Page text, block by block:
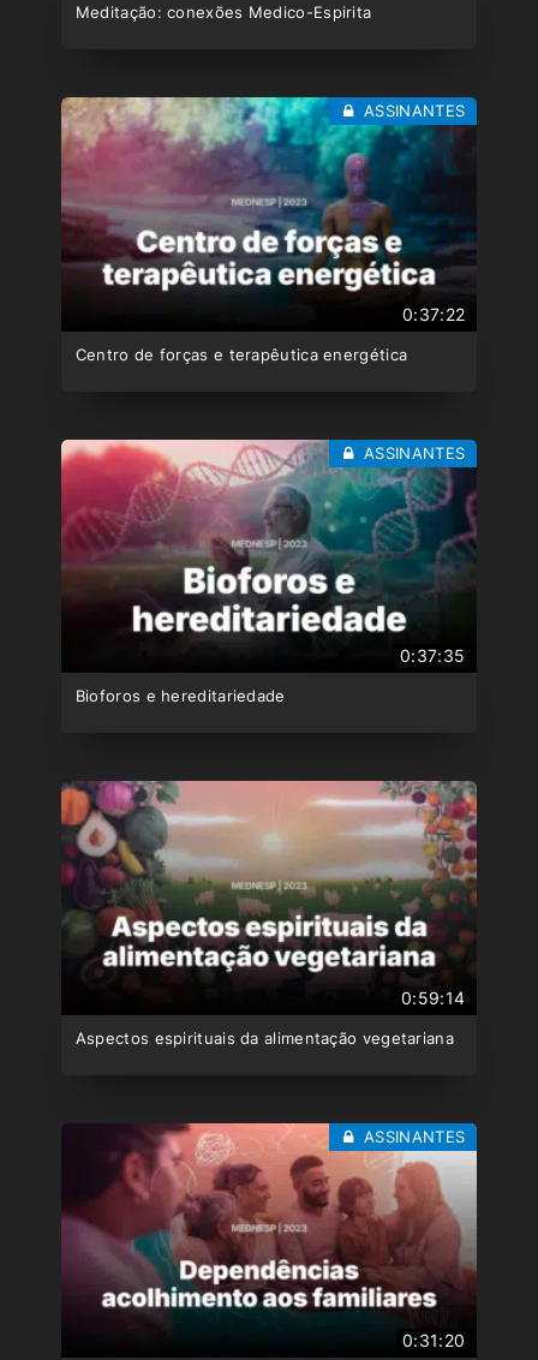
Meditação: conexões Medico-Espirita
0:37:22
Centro de forças e terapêutica energética
ASSINANTES
0:37:35
Bioforos e hereditariedade
ASSINANTES
0:59:14
Aspectos espirituais da alimentação vegetariana
0:31:20
ASSINANTES